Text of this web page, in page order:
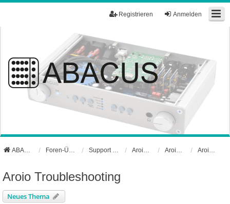
Anmelden
Registrieren
ABACUS Webseite
Aroio Troubleshooting
Neues Thema